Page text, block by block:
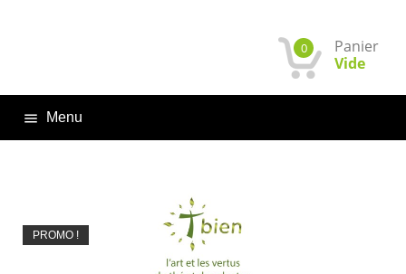
Panier
0
Vide
 Menu
PROMO !